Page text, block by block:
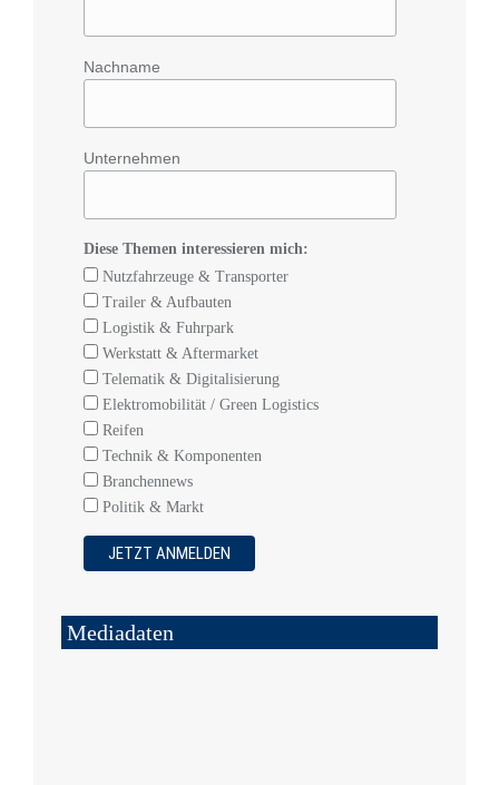
Nachname
Unternehmen
Diese Themen interessieren mich:
Nutzfahrzeuge & Transporter
Trailer & Aufbauten
Logistik & Fuhrpark
Werkstatt & Aftermarket
Telematik & Digitalisierung
Elektromobilität / Green Logistics
Reifen
Technik & Komponenten
Branchennews
Politik & Markt
Mediadaten